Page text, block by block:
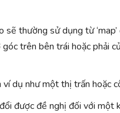
thường sử dụng từ
trên bên trái hoặc phải
dụ như một thị trấn hoặc
được đề nghị đối với một